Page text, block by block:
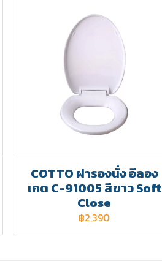
COTTO ฝารองนั่ง อีลอง
เกต C-91005 สีขาว Soft
Close
฿2,390